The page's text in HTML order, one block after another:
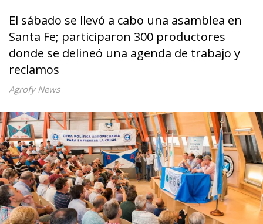
El sábado se llevó a cabo una asamblea en
Santa Fe; participaron 300 productores
donde se delineó una agenda de trabajo y
reclamos
Agrofy News